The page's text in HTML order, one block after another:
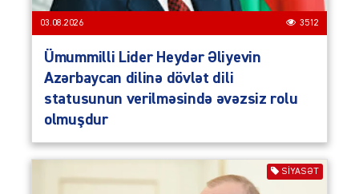
03.08.2026 3512
Ümummilli Lider Heydər Əliyevin
Azərbaycan dilinə dövlət dili
statusunun verilməsində əvəzsiz rolu
olmuşdur
SIYASƏT